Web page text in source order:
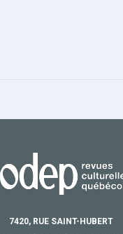
7420, RUE SAINT-HUBERT